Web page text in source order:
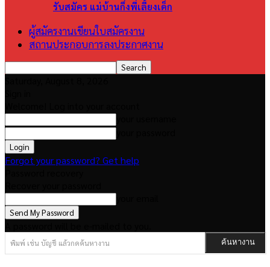
รับสมัคร แม่บ้านกึ่งพี่เลี้ยงเด็ก
ผู้สมัครงานเขียนใบสมัครงาน
สถานประกอบการลงประกาศงาน
Forgot your password? Get help
พิมพ์ เช่น บัญชี แล้วกดค้นหางาน ค้นหางาน